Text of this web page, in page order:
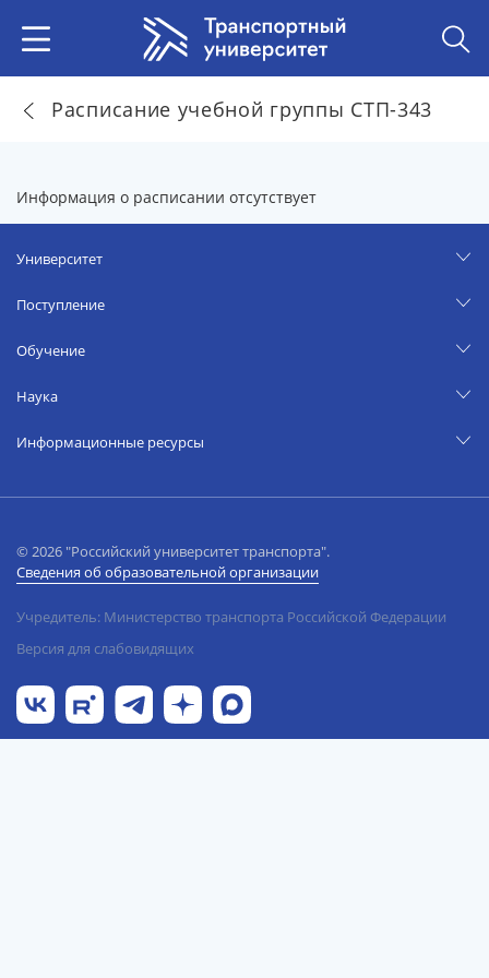
Расписание учебной группы СТП-343
Информация о расписании отсутствует
Университет
Поступление
Обучение
Наука
Информационные ресурсы
© 2026 "Российский университет транспорта".
Сведения об образовательной организации
Учредитель: Министерство транспорта Российской Федерации
Версия для слабовидящих